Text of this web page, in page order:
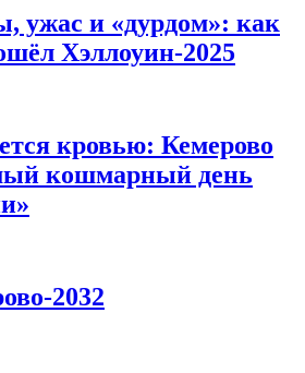
ужас и «дурдом»: как
Хэллоуин-2025
кровью: Кемерово
кошмарный день
2032